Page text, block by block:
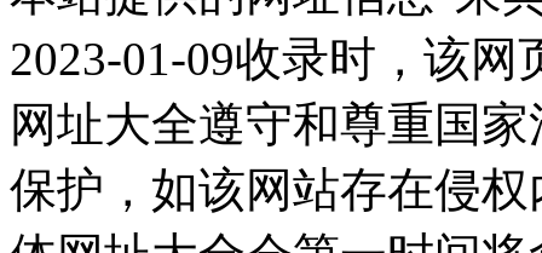
2023-01-09收录时，该
网址大全遵守和尊重国
保护，如该网站存在侵